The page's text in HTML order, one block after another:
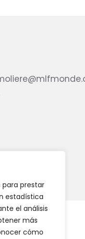
para prestar
estadística
el análisis
más
cómo